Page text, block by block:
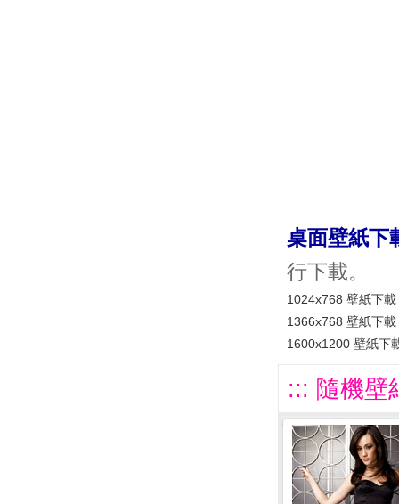
桌面壁紙下
行下載。
1024x768 壁紙下載
1366x768 壁紙下載
1600x1200 壁紙下
::: 隨機壁